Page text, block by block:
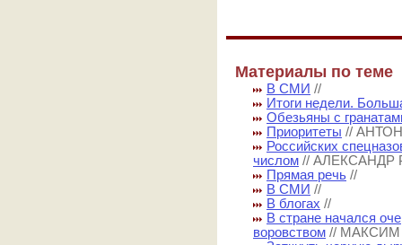
Материалы по теме
В СМИ //
Итоги недели.
Обезьяны с
Приоритеты //
Российских
числом // АЛЕКСАНДР
Прямая речь //
В СМИ //
В блогах //
В стране начался
воровством // МАКСИМ